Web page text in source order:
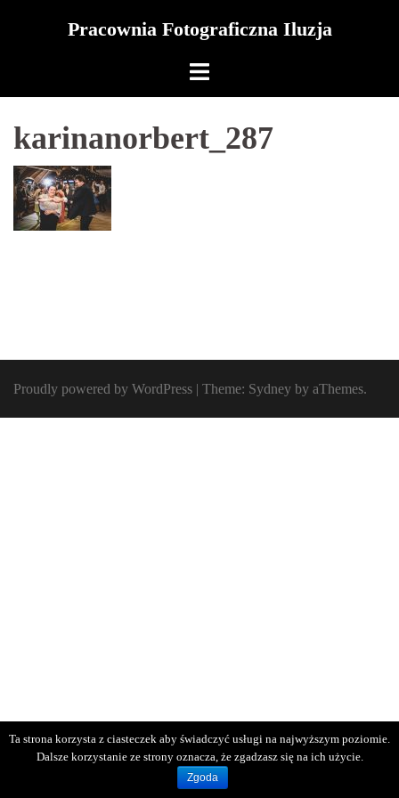
Pracownia Fotograficzna Iluzja
karinanorbert_287
Proudly powered by WordPress | Theme: Sydney by aThemes.
Ta strona korzysta z ciasteczek aby świadczyć usługi na najwyższym poziomie.
Dalsze korzystanie ze strony oznacza, że zgadzasz się na ich użycie.
Zgoda